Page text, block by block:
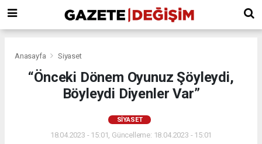
Anasayfa Siyaset
“Önceki Dönem Oyunuz Şöyleydi,
Böyleydi Diyenler Var”
SIYASET
18.04.2023 - 15:01, Güncelleme: 18.04.2023 - 15:01